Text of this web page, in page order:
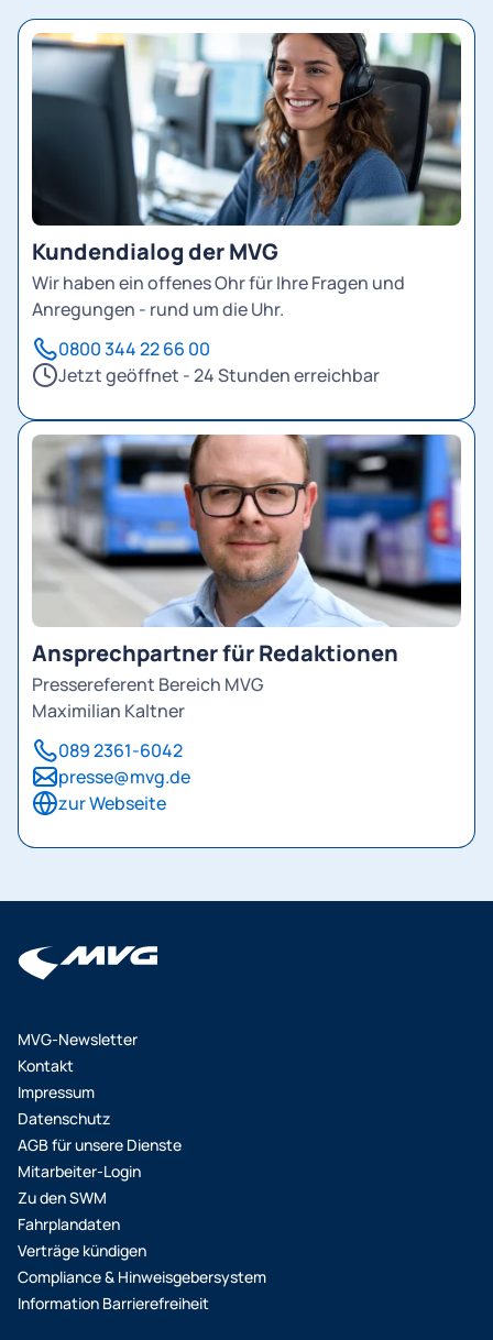
Kundendialog der MVG
Wir haben ein offenes Ohr für Ihre Fragen und
Anregungen - rund um die Uhr.
0800 344 22 66 00
Jetzt geöffnet - 24 Stunden erreichbar
Ansprechpartner für Redaktionen
Pressereferent Bereich MVG
Maximilian Kaltner
089 2361-6042
presse@mvg.de
zur Webseite
MVG-Newsletter
Kontakt
Impressum
Datenschutz
AGB für unsere Dienste
Mitarbeiter-Login
Zu den SWM
Fahrplandaten
Verträge kündigen
Compliance & Hinweisgebersystem
Information Barrierefreiheit